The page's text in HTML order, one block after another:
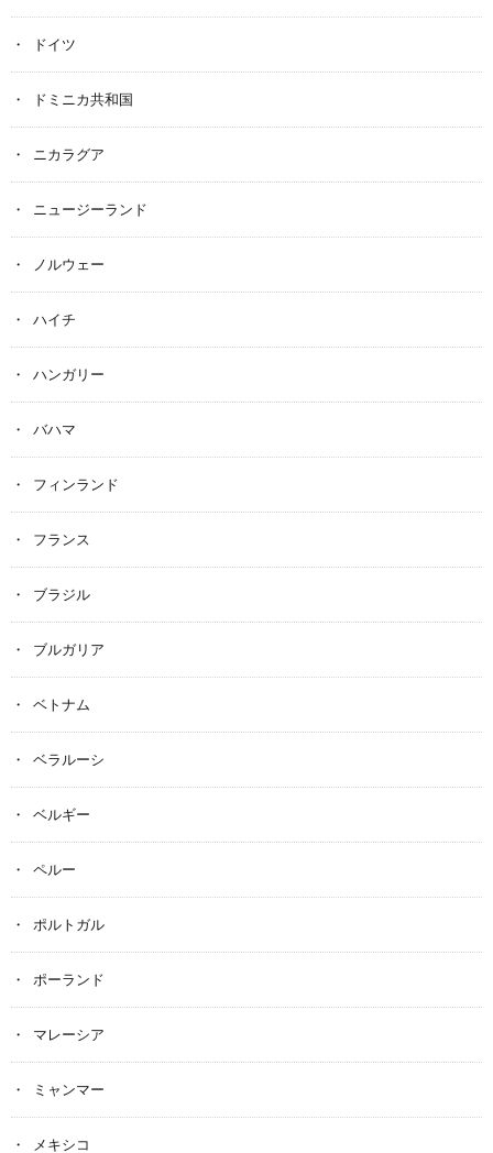
ドイツ
ドミニカ共和国
ニカラグア
ニュージーランド
ノルウェー
ハイチ
ハンガリー
バハマ
フィンランド
フランス
ブラジル
ブルガリア
ベトナム
ベラルーシ
ベルギー
ペルー
ポルトガル
ポーランド
マレーシア
ミャンマー
メキシコ